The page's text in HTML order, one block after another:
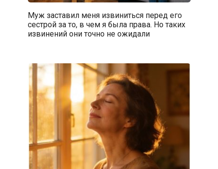
Муж заставил меня извиниться перед его
сестрой за то, в чем я была права. Но таких
извинений они точно не ожидали